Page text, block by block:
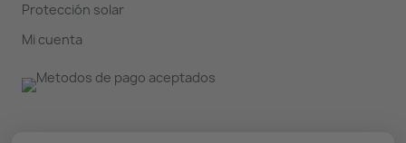
Protección solar
Mi cuenta